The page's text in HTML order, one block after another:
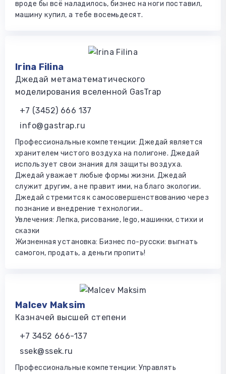
вроде бы всё наладилось, бизнес на ноги поставил,
машину купил, а тебе восемьдесят.
Irina Filina
Джедай метаматематического
моделирования вселенной GasTrap
+7 (3452) 666 137
info@gastrap.ru
Профессиональные компетенции: Джедай является
хранителем чистого воздуха на полигоне. Джедай
использует свои знания для защиты воздуха.
Джедай уважает любые формы жизни. Джедай
служит другим, а не правит ими, на благо экологии.
Джедай стремится к самосовершенствованию через
познание и внедрение технологии..
Увлечения: Лепка, рисование, lego, машинки, стихи и
сказки
Жизненная установка: Бизнес по-русски: выгнать
самогон, продать, а деньги пропить!
Malcev Maksim
Казначей высшей степени
+7 3452 666-137
ssek@ssek.ru
Профессиональные компетенции: Управлять